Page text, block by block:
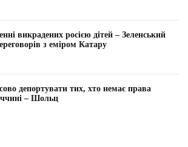
викрадених росією дітей – Зеленський
з еміром Катару
депортувати тих, хто немає права
– Шольц